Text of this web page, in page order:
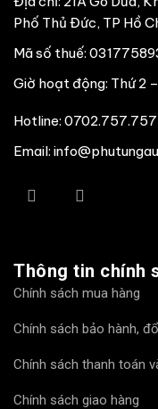
Phố Thủ Đức, TP Hồ
Mã số thuế:
Giờ hoạt động: Thứ 2
Hotline: 0702.757.757
Email:
Thông tin chính
Chính sách mua hàng
Chính sách bảo hành,
Chính sách thanh toán
Chính sách giao hàng